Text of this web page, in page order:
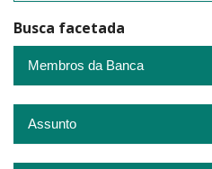
Busca facetada
Membros da Banca
Assunto